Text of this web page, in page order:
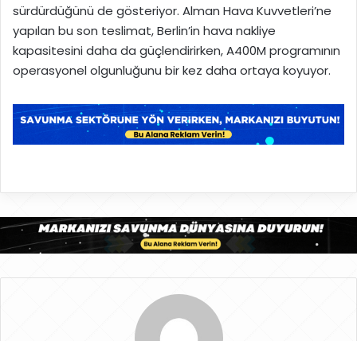
sürdürdüğünü de gösteriyor. Alman Hava Kuvvetleri’ne
yapılan bu son teslimat, Berlin’in hava nakliye
kapasitesini daha da güçlendirirken, A400M programının
operasyonel olgunluğunu bir kez daha ortaya koyuyor.